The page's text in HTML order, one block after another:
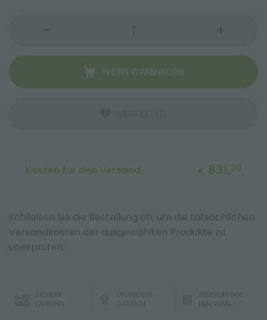
IN DEN WARENKORB
Kosten für den Versand € 831,30
Schließen Sie die Bestellung ab, um die tatsächlichen
Versandkosten der ausgewählten Produkte zu
überprüfen.
SICHERE
ZAHLUNG
ORLANDELLI-
GARANTIE
ZUVERLÄSSIGE
LIEFERUNG